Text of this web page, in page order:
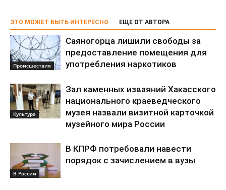
ЭТО МОЖЕТ БЫТЬ ИНТЕРЕСНО ЕЩЕ ОТ АВТОРА
Происшествия
Саяногорца лишили свободы за
предоставление помещения для
употребления наркотиков
Культура
Зал каменных изваяний Хакасского
национального краеведческого
музея назвали визитной карточкой
музейного мира России
В России
В КПРФ потребовали навести
порядок с зачислением в вузы